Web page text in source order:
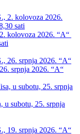
kolovoza 2026. “A“
srpnja 2026. “A“
u subotu, 25. srpnja